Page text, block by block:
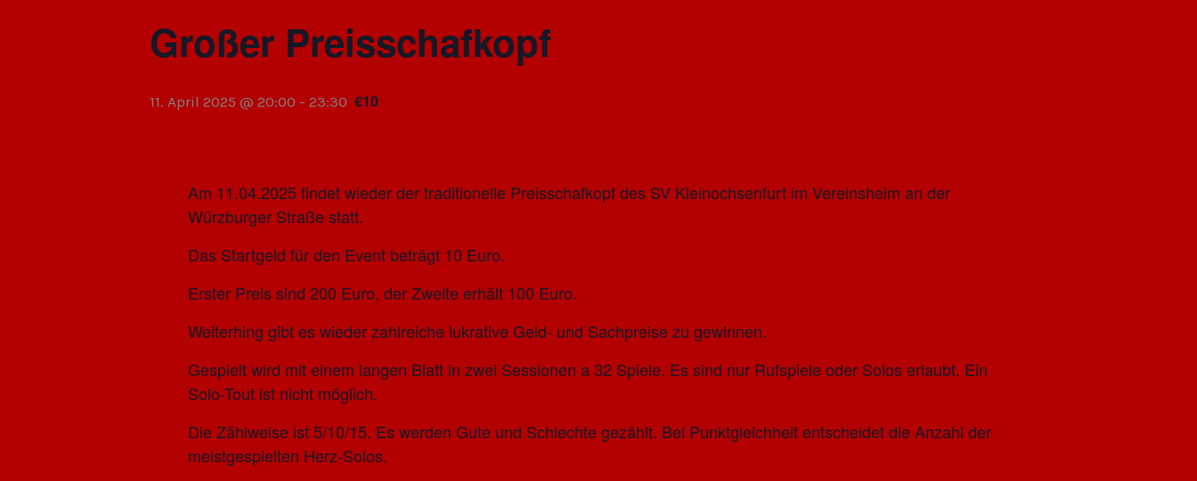
Großer Preisschafkopf
11. April 2025 @ 20:00 - 23:30 €10
Am 11.04.2025 findet wieder der traditionelle Preisschafkopf des SV Kleinochsenfurt im Vereinsheim an der
Würzburger Straße statt.
Das Startgeld für den Event beträgt 10 Euro.
Erster Preis sind 200 Euro, der Zweite erhält 100 Euro.
Weiterhing gibt es wieder zahlreiche lukrative Geld- und Sachpreise zu gewinnen.
Gespielt wird mit einem langen Blatt in zwei Sessionen a 32 Spiele. Es sind nur Rufspiele oder Solos erlaubt. Ein
Solo-Tout ist nicht möglich.
Die Zählweise ist 5/10/15. Es werden Gute und Schlechte gezählt. Bei Punktgleichheit entscheidet die Anzahl der
meistgespielten Herz-Solos.